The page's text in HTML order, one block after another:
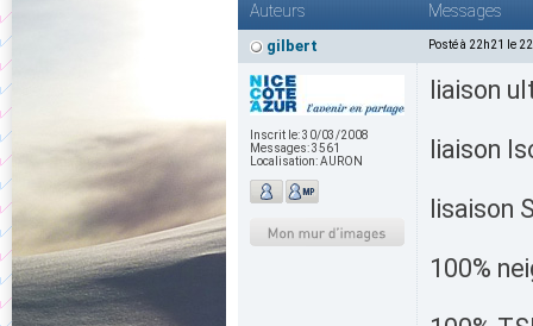
Auteurs Messages
gilbert Posté à 22h21 le
Inscrit le:30/03/2008
Messages:3561
Localisation:AURON
liaison
liaison
lisaison
100%